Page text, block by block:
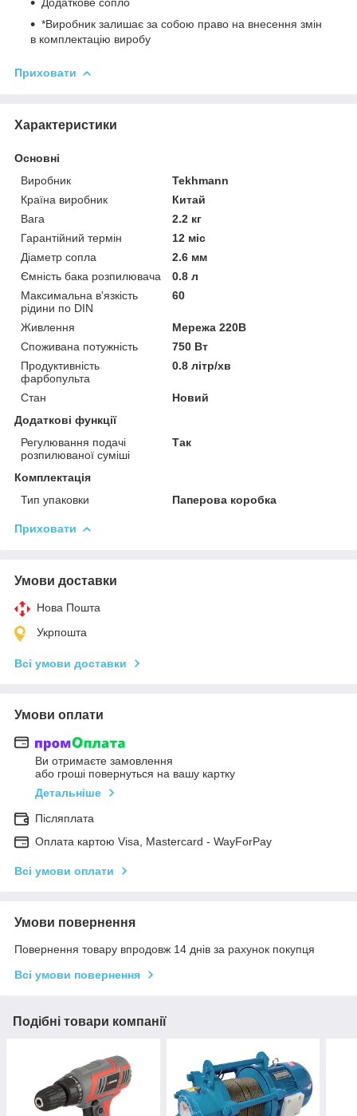
*Виробник залишає за собою право на внесення змін
в комплектацію виробу
Приховати
Характеристики
Основні
Виробник
Tekhmann
Країна виробник
Китай
Вага
2.2 кг
Гарантійний термін
12 міс
Діаметр сопла
2.6 мм
Ємність бака розпилювача
0.8 л
Максимальна в'язкість
рідини по DIN
60
Живлення
Мережа 220В
Споживана потужність
750 Вт
Продуктивність
фарбопульта
0.8 літр/хв
Стан
Новий
Додаткові функції
Регулювання подачі
розпилюваної суміші
Так
Комплектація
Тип упаковки
Паперова коробка
Приховати
Умови доставки
Нова Пошта
Укрпошта
Всі умови доставки
Умови оплати
Ви отримаєте замовлення
або гроші повернуться на вашу картку
Детальніше
Післяплата
Оплата картою Visa, Mastercard - WayForPay
Всі умови оплати
Умови повернення
Повернення товару впродовж 14 днів за рахунок покупця
Всі умови повернення
Подібні товари компанії